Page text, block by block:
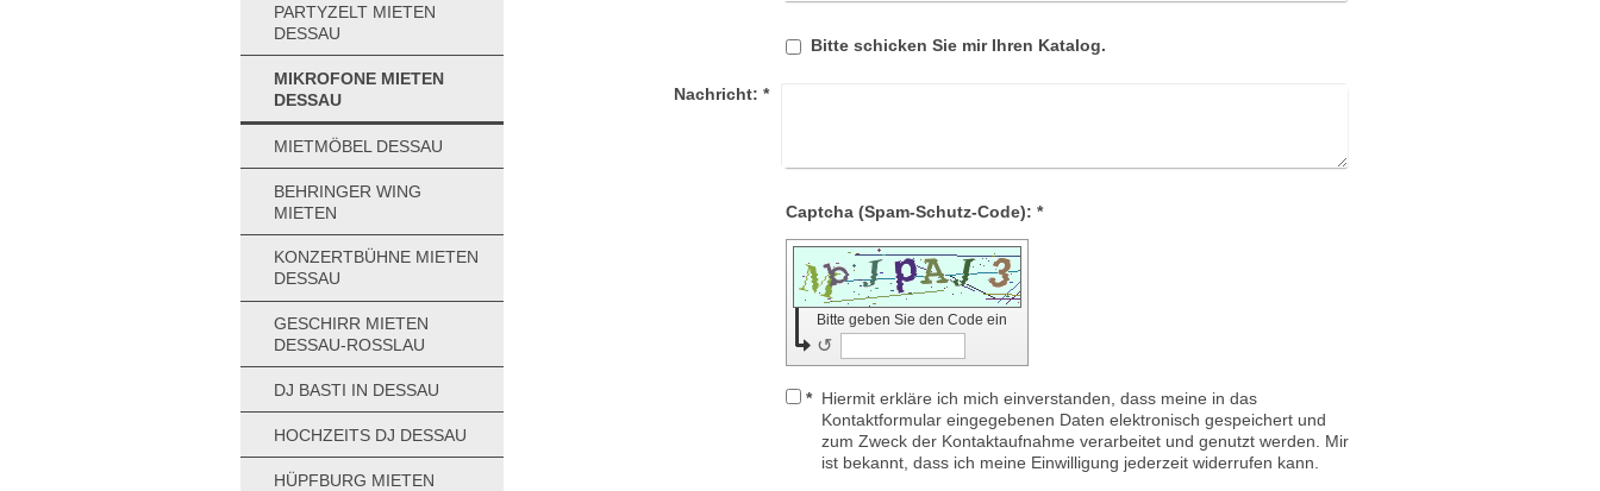
PARTYZELT MIETEN
DESSAU
MIKROFONE MIETEN
DESSAU
MIETMÖBEL DESSAU
BEHRINGER WING
MIETEN
KONZERTBÜHNE MIETEN
DESSAU
GESCHIRR MIETEN
DESSAU-ROSSLAU
DJ BASTI IN DESSAU
HOCHZEITS DJ DESSAU
HÜPFBURG MIETEN
Bitte schicken Sie mir Ihren Katalog.
Nachricht: *
Captcha (Spam-Schutz-Code): *
Bitte geben Sie den Code ein
↺
* Hiermit erkläre ich mich einverstanden, dass meine in das
Kontaktformular eingegebenen Daten elektronisch gespeichert und
zum Zweck der Kontaktaufnahme verarbeitet und genutzt werden. Mir
ist bekannt, dass ich meine Einwilligung jederzeit widerrufen kann.